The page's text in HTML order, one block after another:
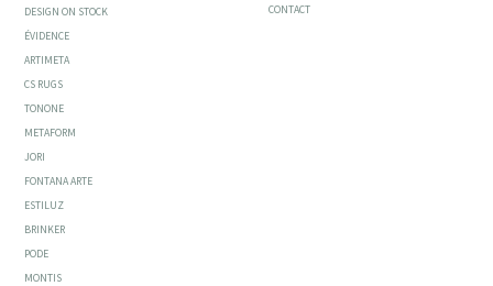
DESIGN ON STOCK
ÉVIDENCE
ARTIMETA
CS RUGS
TONONE
METAFORM
JORI
FONTANA ARTE
ESTILUZ
BRINKER
PODE
MONTIS
CONTACT